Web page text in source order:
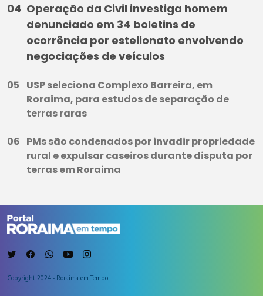
Operação da Civil investiga homem
denunciado em 34 boletins de
ocorrência por estelionato envolvendo
negociações de veículos
USP seleciona Complexo Barreira, em
Roraima, para estudos de separação de
terras raras
PMs são condenados por invadir propriedade
rural e expulsar caseiros durante disputa por
terras em Roraima
Copyright 2024 - Roraima em Tempo